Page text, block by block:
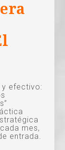
y efectivo:
mes,
entrada.